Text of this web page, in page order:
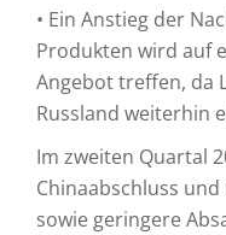
• Ein Anstieg der
Produkten wird auf
Angebot treffen, da
Russland weiterhin
Im zweiten Quartal
Chinaabschluss
sowie geringere